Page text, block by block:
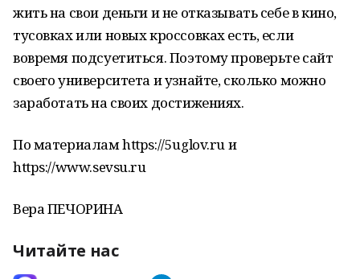
жить на свои деньги и не отказывать себе в кино,
тусовках или новых кроссовках есть, если
вовремя подсуетиться. Поэтому проверьте сайт
своего университета и узнайте, сколько можно
заработать на своих достижениях.
По материалам https://5uglov.ru и
https://www.sevsu.ru
Вера ПЕЧОРИНА
Читайте нас